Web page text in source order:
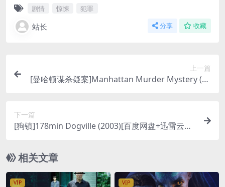
剧情 惊悚 犯罪
站长 分享 收藏
上一篇
[曼哈顿谋杀疑案]Manhattan Murder Mystery (19
下一篇
[狗镇]178min Dogville (2003)[百度网盘+迅雷云盘
相关文章
VIP VIP